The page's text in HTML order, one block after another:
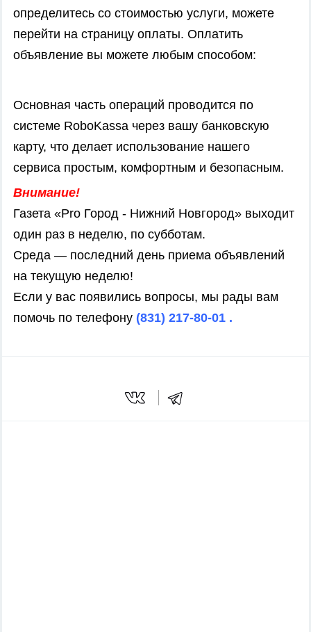
определитесь со стоимостью услуги, можете
перейти на страницу оплаты. Оплатить
объявление вы можете любым способом:
Основная часть операций проводится по
системе RoboKassa через вашу банковскую
карту, что делает использование нашего
сервиса простым, комфортным и безопасным.
Внимание!
Газета «Pro Город - Нижний Новгород» выходит
один раз в неделю, по субботам.
Среда — последний день приема объявлений
на текущую неделю!
Если у вас появились вопросы, мы рады вам
помочь по телефону (831) 217-80-01 .